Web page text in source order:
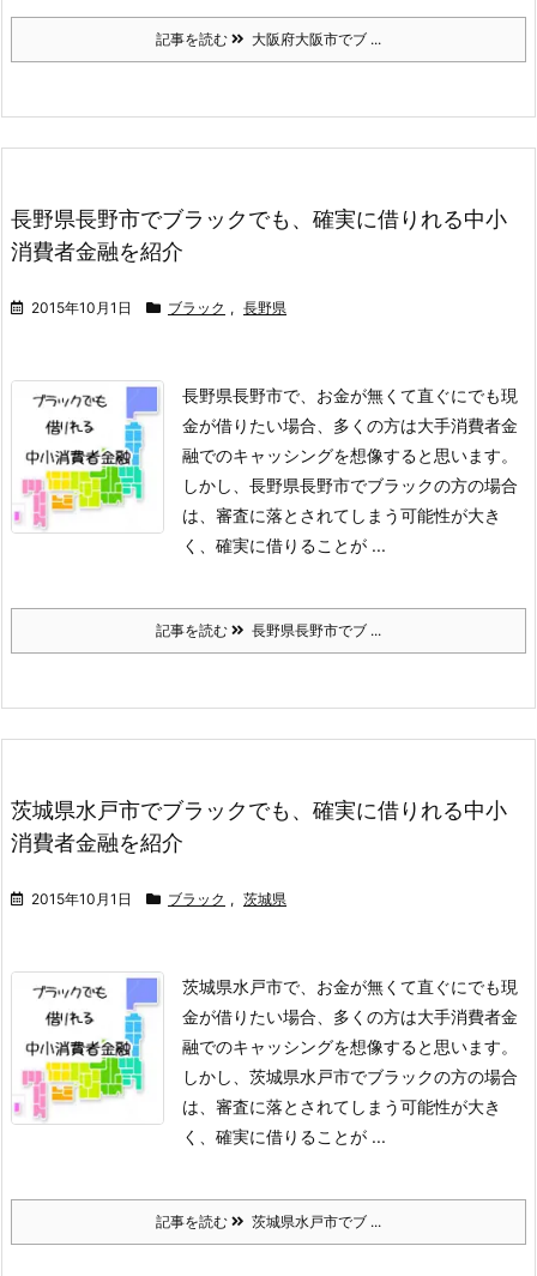
記事を読む 大阪府大阪市でブ ...
長野県長野市でブラックでも、確実に借りれる中小
消費者金融を紹介
2015年10月1日 ブラック , 長野県
長野県長野市で、お金が無くて直ぐにでも現
金が借りたい場合、多くの方は大手消費者金
融でのキャッシングを想像すると思います。
しかし、長野県長野市でブラックの方の場合
は、審査に落とされてしまう可能性が大き
く、確実に借りることが ...
記事を読む 長野県長野市でブ ...
茨城県水戸市でブラックでも、確実に借りれる中小
消費者金融を紹介
2015年10月1日 ブラック , 茨城県
茨城県水戸市で、お金が無くて直ぐにでも現
金が借りたい場合、多くの方は大手消費者金
融でのキャッシングを想像すると思います。
しかし、茨城県水戸市でブラックの方の場合
は、審査に落とされてしまう可能性が大き
く、確実に借りることが ...
記事を読む 茨城県水戸市でブ ...